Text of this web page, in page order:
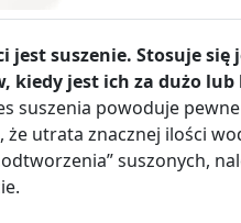
jest suszenie. Stosuje
jest ich za dużo lub
suszenia powoduje
utrata znacznej ilości
suszonych,